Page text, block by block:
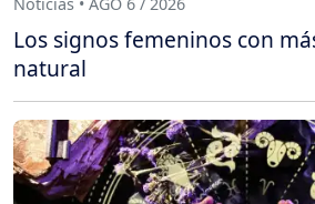
Noticias • AGO 6 / 2026
Los signos femeninos con
natural